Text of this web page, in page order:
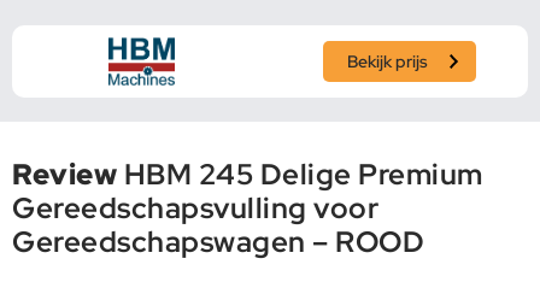
Bekijk prijs
Review HBM 245 Delige Premium
Gereedschapsvulling voor
Gereedschapswagen – ROOD